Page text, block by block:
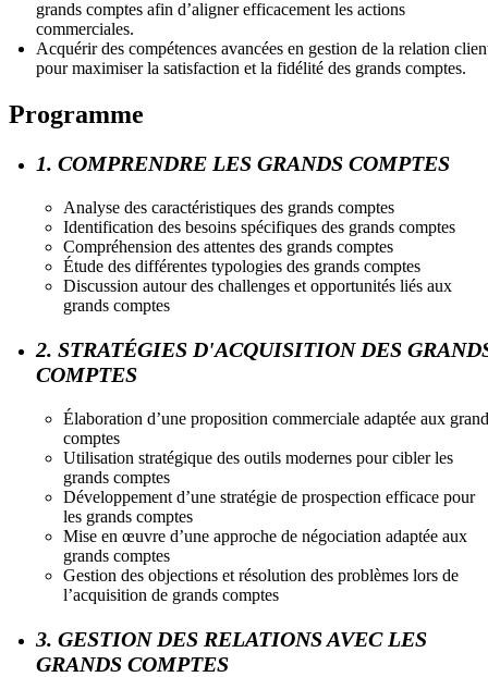
grands comptes afin d’aligner efficacement les actions
commerciales.
Acquérir des compétences avancées en gestion de la relation
pour maximiser la satisfaction et la fidélité des grands comptes.
Programme
1. COMPRENDRE LES GRANDS COMPTES
Analyse des caractéristiques des grands comptes
Identification des besoins spécifiques des grands comptes
Compréhension des attentes des grands comptes
Étude des différentes typologies des grands comptes
Discussion autour des challenges et opportunités liés aux
grands comptes
2. STRATÉGIES D'ACQUISITION DES
COMPTES
Élaboration d’une proposition commerciale adaptée aux
comptes
Utilisation stratégique des outils modernes pour cibler les
grands comptes
Développement d’une stratégie de prospection efficace pour
les grands comptes
Mise en œuvre d’une approche de négociation adaptée aux
grands comptes
Gestion des objections et résolution des problèmes lors de
l’acquisition de grands comptes
3. GESTION DES RELATIONS AVEC LES
GRANDS COMPTES